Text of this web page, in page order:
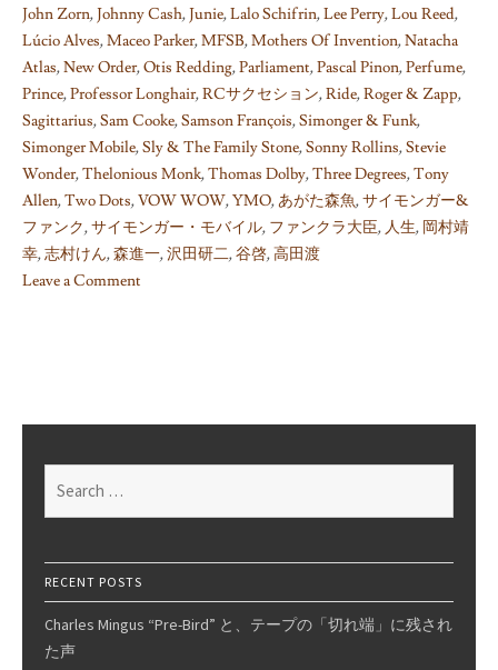
John Zorn,Johnny Cash,Junie,Lalo Schifrin,Lee Perry,Lou Reed,
Lúcio Alves,Maceo Parker,MFSB,Mothers Of Invention,Natacha
Atlas,New Order,Otis Redding,Parliament,Pascal Pinon,Perfume,
Prince,Professor Longhair,RCサクセション,Ride,Roger & Zapp,
Sagittarius,Sam Cooke,Samson François,Simonger & Funk,
Simonger Mobile,Sly & The Family Stone,Sonny Rollins,Stevie
Wonder,Thelonious Monk,Thomas Dolby,Three Degrees,Tony
Allen,Two Dots,VOW WOW,YMO,あがた森魚,サイモンガー&
ファンク,サイモンガー・モバイル, ファンクラ大臣, 人生, 岡村靖
幸,志村けん,森進一,沢田研二,谷啓,高田渡
Leave a Comment
The
Simonger
Story,
(Extra
for:
RECENT POSTS
Charles Mingus “Pre-Bird” と、テープの「切れ端」に残され
た声